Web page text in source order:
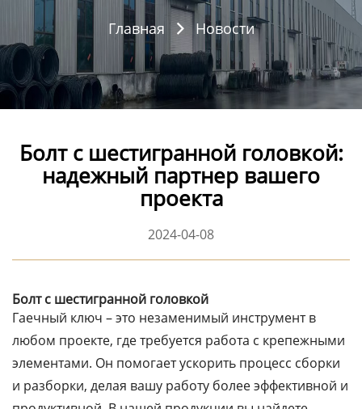
Главная  Новости
Болт с шестигранной головкой:
надежный партнер вашего
проекта
2024-04-08
Болт с шестигранной головкой
Гаечный ключ – это незаменимый инструмент в
любом проекте, где требуется работа с крепежными
элементами. Он помогает ускорить процесс сборки
и разборки, делая вашу работу более эффективной и